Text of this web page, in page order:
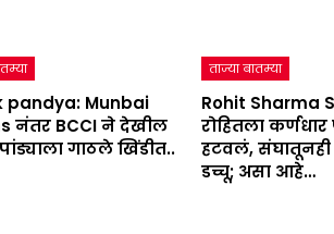
pandya: Munbai
नंतर BCCI ने देखील
पांड्याला गाठले खिंडीत..
ताज्या बातम्या
Rohit Sharma
रोहितला
हटवलं,
डच्चू; असा आहे…